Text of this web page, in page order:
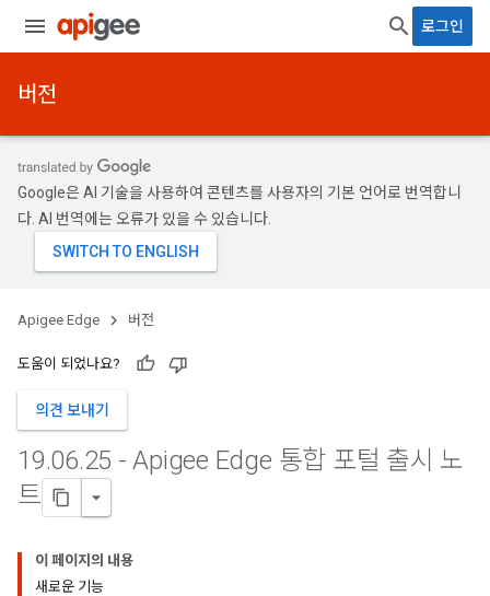
로그인
버전
Google은 AI 기술을 사용하여 콘텐츠를 사용자의 기본 언어로 번역합니
다. AI 번역에는 오류가 있을 수 있습니다.
Apigee Edge 버전
도움이 되었나요?
의견 보내기
19.06.25 - Apigee Edge 통합 포털 출시 노
트
이 페이지의 내용
새로운 기능